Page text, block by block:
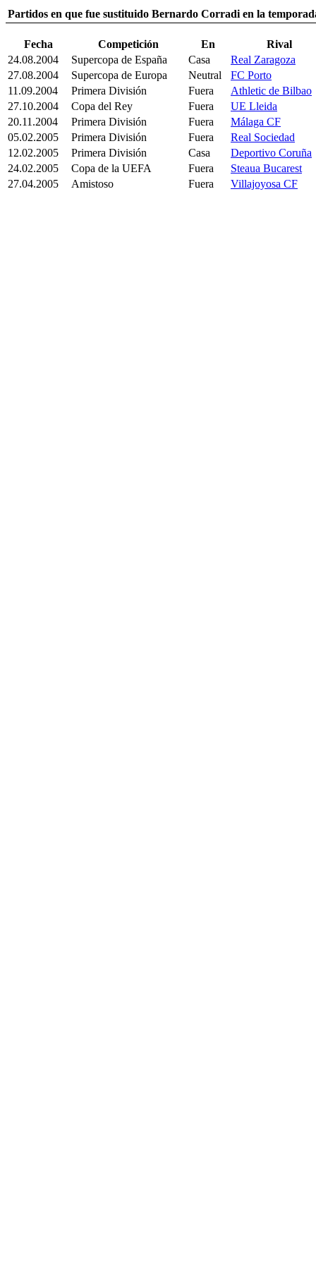
Partidos en que fue sustituido Bernardo Corradi en la
Fecha Competición En
Rival
24.08.2004
Supercopa de España Casa
Real Zaragoza
27.08.2004
Supercopa de Europa Neutral
FC Porto
11.09.2004
Primera División Fuera
Athletic de Bilbao
27.10.2004
Copa del Rey Fuera
UE Lleida
20.11.2004
Primera División Fuera
Málaga CF
05.02.2005
Primera División Fuera
Real Sociedad
12.02.2005
Primera División Casa
Deportivo Coruña
24.02.2005
Copa de la UEFA Fuera
Steaua Bucarest
27.04.2005
Amistoso Fuera Villajoyosa CF